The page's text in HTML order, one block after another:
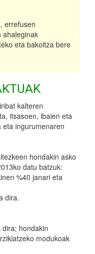
errefusen
ahaleginak
eta bakoitza bere
kalteren
itsasoen, ibaien eta
ingurumenaren
hondakin asko
datu batzuk:
%40 janari eta
dira.
hondakin
modukoak